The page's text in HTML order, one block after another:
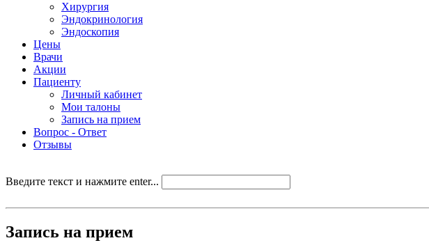
Хирургия
Эндокринология
Эндоскопия
Цены
Врачи
Акции
Пациенту
Личный кабинет
Мои талоны
Запись на прием
Вопрос - Ответ
Отзывы
Введите текст и нажмите enter...
Запись на прием